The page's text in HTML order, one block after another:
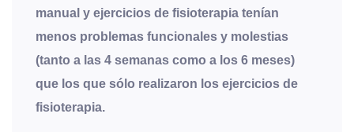
manual y ejercicios de fisioterapia tenían
menos problemas funcionales y molestias
(tanto a las 4 semanas como a los 6 meses)
que los que sólo realizaron los ejercicios de
fisioterapia.